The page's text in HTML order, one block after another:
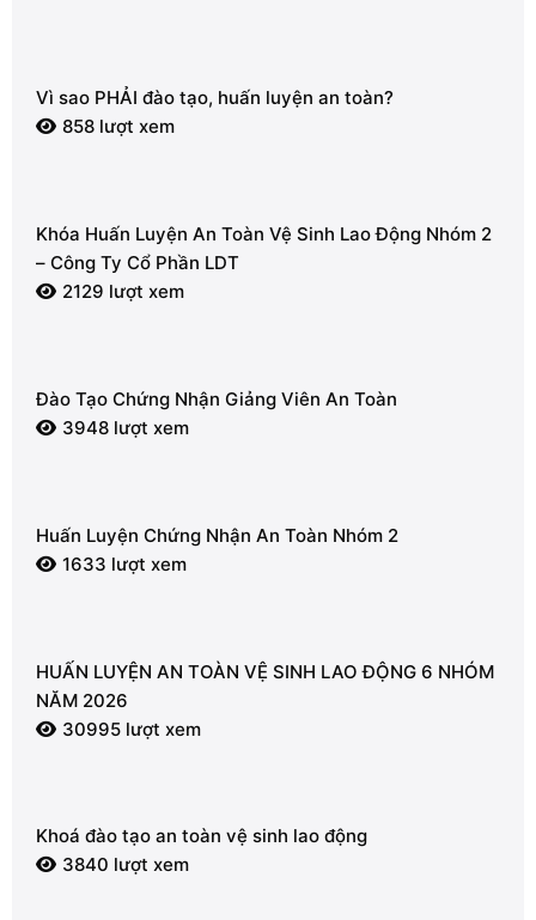
Vì sao PHẢI đào tạo, huấn luyện an toàn?
858 lượt xem
Khóa Huấn Luyện An Toàn Vệ Sinh Lao Động Nhóm 2
– Công Ty Cổ Phần LDT
2129 lượt xem
Đào Tạo Chứng Nhận Giảng Viên An Toàn
3948 lượt xem
Huấn Luyện Chứng Nhận An Toàn Nhóm 2
1633 lượt xem
HUẤN LUYỆN AN TOÀN VỆ SINH LAO ĐỘNG 6 NHÓM
NĂM 2026
30995 lượt xem
Khoá đào tạo an toàn vệ sinh lao động
3840 lượt xem